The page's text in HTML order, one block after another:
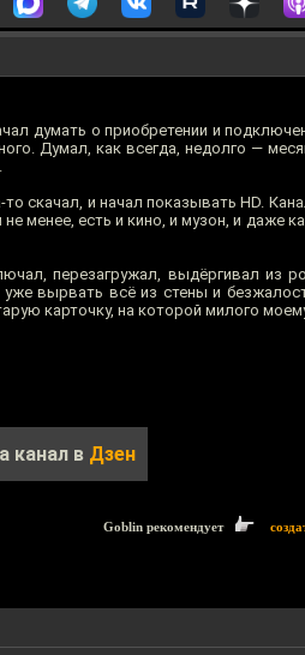
думать о приобретении и
Думал, как всегда, недолго —
скачал, и начал показывать HD.
менее, есть и кино, и музон, и даже
перезагружал, выдёргивал из
вырвать всё из стены и
карточку, на которой милого
канал в Дзен
Goblin рекомендует